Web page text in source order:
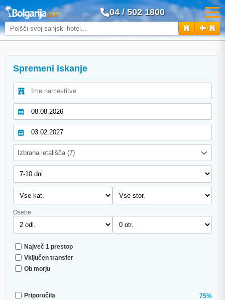
04 / 502 1800
+
Spremeni iskanje
Izbrana letališča (7)
Osebe:
Največ 1 prestop
Vključen transfer
Ob morju
Priporočila 75%